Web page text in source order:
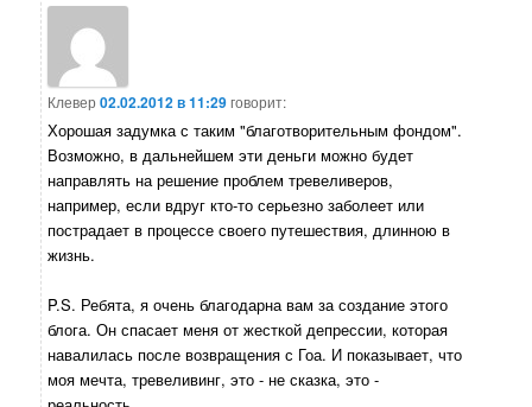
Клевер 02.02.2012 в 11:29говорит:
Хорошая задумка с таким "благотворительным фондом".
Возможно, в дальнейшем эти деньги можно будет
направлять на решение проблем тревеливеров,
например, если вдруг кто-то серьезно заболеет или
пострадает в процессе своего путешествия, длинною в
жизнь.
P.S. Ребята, я очень благодарна вам за создание этого
блога. Он спасает меня от жесткой депрессии, которая
навалилась после возвращения с Гоа. И показывает, что
моя мечта, тревеливинг, это - не сказка, это -